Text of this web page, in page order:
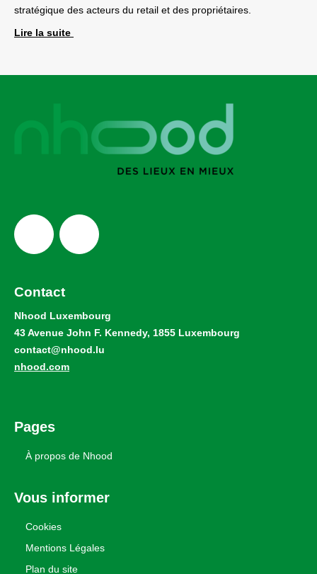
stratégique des acteurs du retail et des propriétaires.
Lire la suite
Contact
Nhood Luxembourg
43 Avenue John F. Kennedy, 1855 Luxembourg
contact@nhood.lu
nhood.com
Pages
À propos de Nhood
Vous informer
Cookies
Mentions Légales
Plan du site
Youtube Linkedin